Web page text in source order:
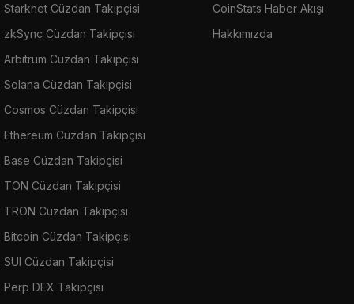
Starknet Cüzdan Takipçisi
zkSync Cüzdan Takipçisi
Arbitrum Cüzdan Takipçisi
Solana Cüzdan Takipçisi
Cosmos Cüzdan Takipçisi
Ethereum Cüzdan Takipçisi
Base Cüzdan Takipçisi
TON Cüzdan Takipçisi
TRON Cüzdan Takipçisi
Bitcoin Cüzdan Takipçisi
SUI Cüzdan Takipçisi
Perp DEX Takipçisi
CoinStats Haber Akışı
Hakkımızda